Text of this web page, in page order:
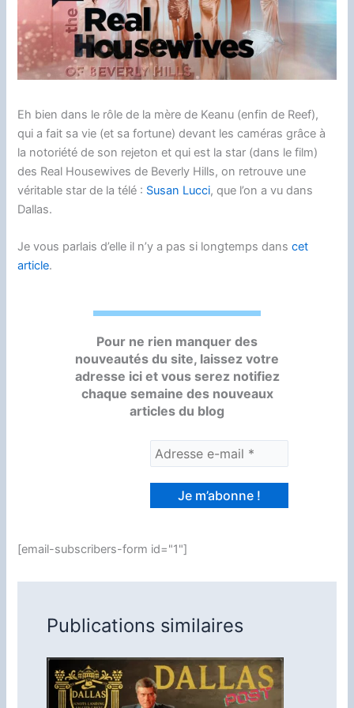
Eh bien dans le rôle de la mère de Keanu (enfin de Reef),
qui a fait sa vie (et sa fortune) devant les caméras grâce à
la notoriété de son rejeton et qui est la star (dans le film)
des Real Housewives de Beverly Hills, on retrouve une
véritable star de la télé : Susan Lucci, que l’on a vu dans
Dallas.
Je vous parlais d’elle il n’y a pas si longtemps danscet
article.
Pour ne rien manquer des
nouveautés du site, laissez votre
adresse ici et vous serez notifiez
chaque semaine des nouveaux
articles du blog
[email-subscribers-form id="1"]
Publications similaires